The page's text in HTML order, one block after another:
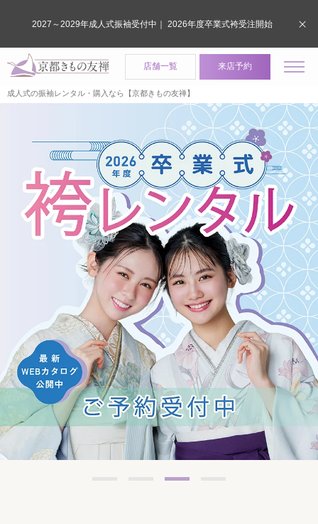
店舗一覧 来店予約
成人式の振袖レンタル・購入なら【京都きもの友禅】
2027～2029年成人式振袖受付中｜ 2026年度卒業式袴受注開始